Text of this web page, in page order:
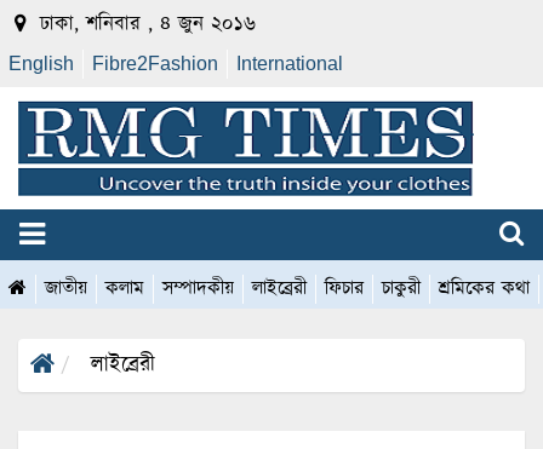
ঢাকা, শনিবার , ৪ জুন ২০১৬
English Fibre2Fashion International
জাতীয় কলাম সম্পাদকীয় লাইব্রেরী ফিচার চাকুরী শ্রমিকের কথা
লাইব্রেরী